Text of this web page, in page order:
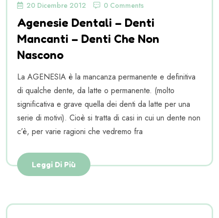
20 Dicembre 2012 0 Comments
Agenesie Dentali – Denti
Mancanti – Denti Che Non
Nascono
La AGENESIA è la mancanza permanente e definitiva
di qualche dente, da latte o permanente. (molto
significativa e grave quella dei denti da latte per una
serie di motivi). Cioè si tratta di casi in cui un dente non
c’è, per varie ragioni che vedremo fra
Leggi Di Più